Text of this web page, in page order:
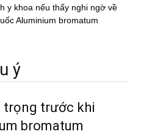
y khoa nếu thấy nghi ngờ về
Aluminium bromatum
ý
trọng trước khi
bromatum